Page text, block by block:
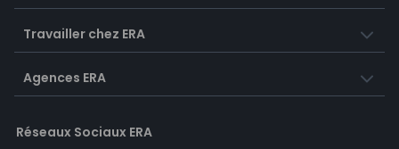
Travailler chez ERA
Agences ERA
Réseaux Sociaux ERA